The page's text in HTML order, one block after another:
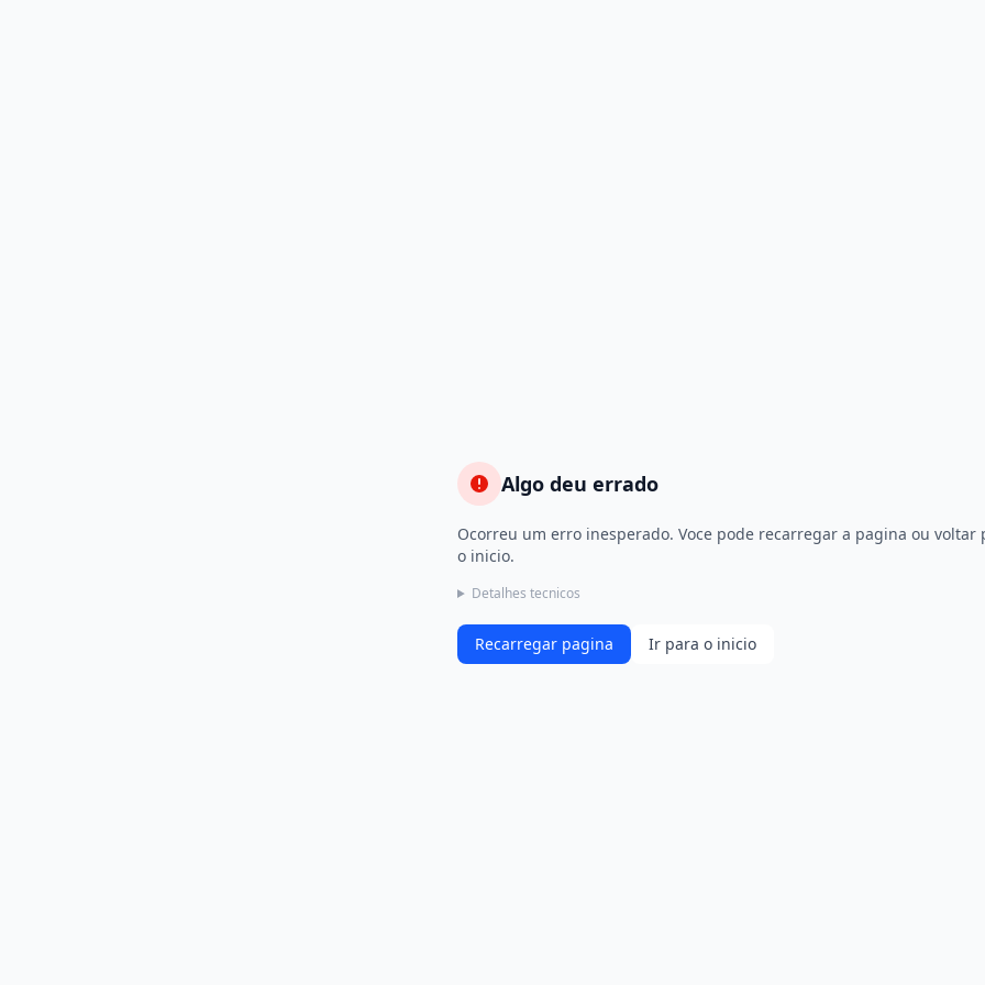
Algo deu errado
Ocorreu um erro inesperado. Voce pode recarregar a pagina ou voltar
o inicio.
Detalhes tecnicos
Recarregar pagina Ir para o inicio